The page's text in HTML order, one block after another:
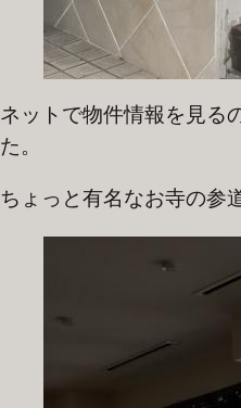
ネットで物件情報を見る
た。
ちょっと有名なお寺の参